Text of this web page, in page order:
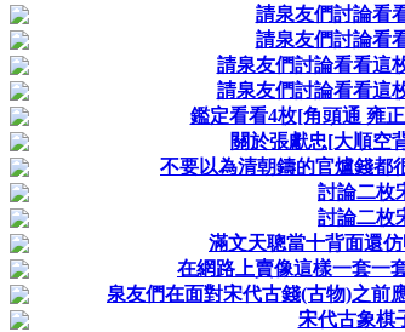
請泉友們討論看
請泉友們討論看
請泉友們討論看看這
請泉友們討論看看這
鑑定看看4枚[角頭通 雍
關於張獻忠[大順空
不要以為清朝鑄的官爐錢都
討論二枚
討論二枚
滿文天聰當十背面還
在網路上賣像這樣一套一
泉友們在面對宋代古錢(古物)之前
宋代古象棋